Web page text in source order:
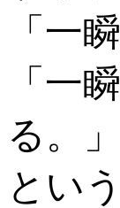
「一
「一
る。」
とい